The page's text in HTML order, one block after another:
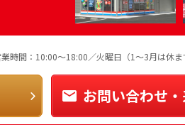
業時間：10:00～18:00／火曜日（1～3月は休ま
お問い合わせ